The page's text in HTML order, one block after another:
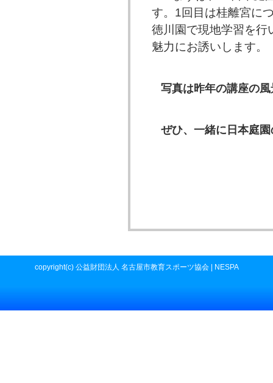
す。1回目は桂離宮に
徳川園で現地学習を行
魅力にお誘いします。
写真は昨年の講座の
ぜひ、一緒に日本庭
copyright(c) 公益財団法人 名古屋市教育スポーツ協会 | NESPA